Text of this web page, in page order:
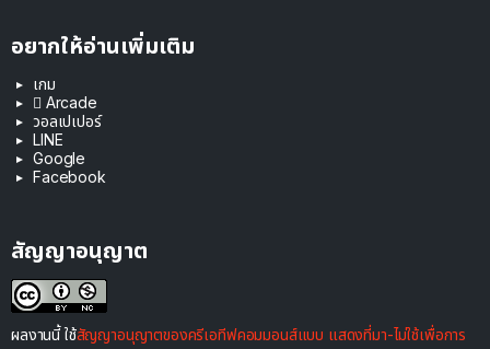
อยากให้อ่านเพิ่มเติม
เกม
 Arcade
วอลเปเปอร์
LINE
Google
Facebook
สัญญาอนุญาต
ผลงานนี้ ใช้สัญญาอนุญาตของครีเอทีฟคอมมอนส์แบบ แสดงที่มา-ไม่ใช้เพื่อการ